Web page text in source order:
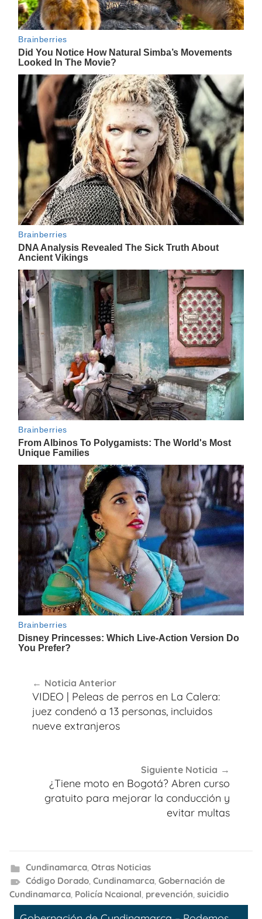
de
entradas
Noticia Anterior
VIDEO | Peleas de perros en La Calera:
juez condenó a 13 personas, incluidos
nueve extranjeros
Siguiente Noticia
¿Tiene moto en Bogotá? Abren curso
gratuito para mejorar la conducción y
evitar multas
Cundinamarca, Otras Noticias
Código Dorado, Cundinamarca, Gobernación de
Cundinamarca, Policía Ncaional, prevención, suicidio